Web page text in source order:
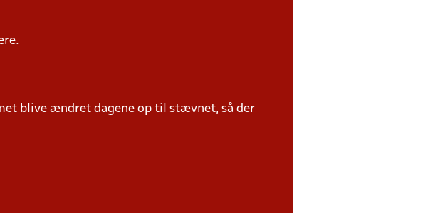
blive ændret dagene op til stævnet, så der